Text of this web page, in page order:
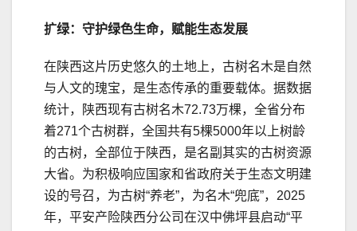
扩绿：守护绿色生命，赋能生态发展
在陕西这片历史悠久的土地上，古树名木是自然
与人文的瑰宝，是生态传承的重要载体。据数据
统计，陕西现有古树名木72.73万棵，全省分布
着271个古树群，全国共有5棵5000年以上树龄
的古树，全部位于陕西，是名副其实的古树资源
大省。为积极响应国家和省政府关于生态文明建
设的号召，为古树“养老”，为名木“兜底”，2025
年，平安产险陕西分公司在汉中佛坪县启动“平